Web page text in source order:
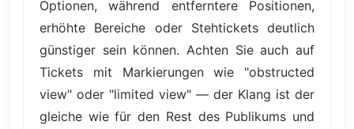
Optionen, während entferntere Positionen,
erhöhte Bereiche oder Stehtickets deutlich
günstiger sein können. Achten Sie auch auf
Tickets mit Markierungen wie "obstructed
view" oder "limited view" — der Klang ist der
gleiche wie für den Rest des Publikums und